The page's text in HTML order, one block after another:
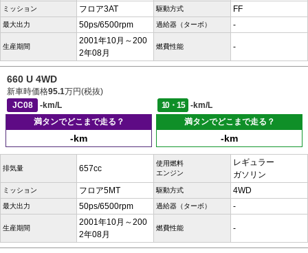
ミッション フロア3AT 駆動方式 FF
最大出力 50ps/6500rpm 過給器（ターボ） -
生産期間
2001年10月～200
2年08月
燃費性能 -
660 U 4WD
新車時価格95.1万円(税抜)
JC08
-km/L 10・15
-km/L
満タンでどこまで走る？
-km
満タンでどこまで走る？
-km
排気量 657cc
使用燃料
エンジン
レギュラー
ガソリン
ミッション フロア5MT 駆動方式 4WD
最大出力 50ps/6500rpm 過給器（ターボ） -
生産期間
2001年10月～200
2年08月
燃費性能 -